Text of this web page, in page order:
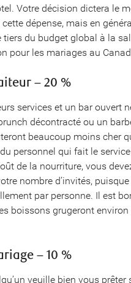
Votre décision dictera le
dépense, mais en
tiers du budget global à la
pour les mariages au
– 20 %
services et un bar ouvert
décontracté ou un
beaucoup moins cher
personnel qui fait le
de la nourriture, vous
nombre d’invités,
par personne. Il est
boissons grugeront environ
– 10 %
veuille bien vous prêter